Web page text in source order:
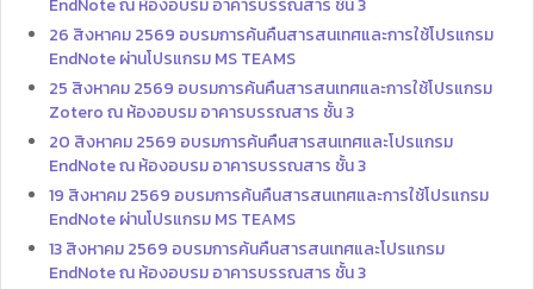
EndNote ณ ห้องอบรม อาคารบรรณสาร ชั้น 3
26 สิงหาคม 2569 อบรมการค้นคืนสารสนเทศและการใช้โปรแกรม
EndNote ผ่านโปรแกรม MS TEAMS
25 สิงหาคม 2569 อบรมการค้นคืนสารสนเทศและการใช้โปรแกรม
Zotero ณ ห้องอบรม อาคารบรรณสาร ชั้น 3
20 สิงหาคม 2569 อบรมการค้นคืนสารสนเทศและโปรแกรม
EndNote ณ ห้องอบรม อาคารบรรณสาร ชั้น 3
19 สิงหาคม 2569 อบรมการค้นคืนสารสนเทศและการใช้โปรแกรม
EndNote ผ่านโปรแกรม MS TEAMS
13 สิงหาคม 2569 อบรมการค้นคืนสารสนเทศและโปรแกรม
EndNote ณ ห้องอบรม อาคารบรรณสาร ชั้น 3